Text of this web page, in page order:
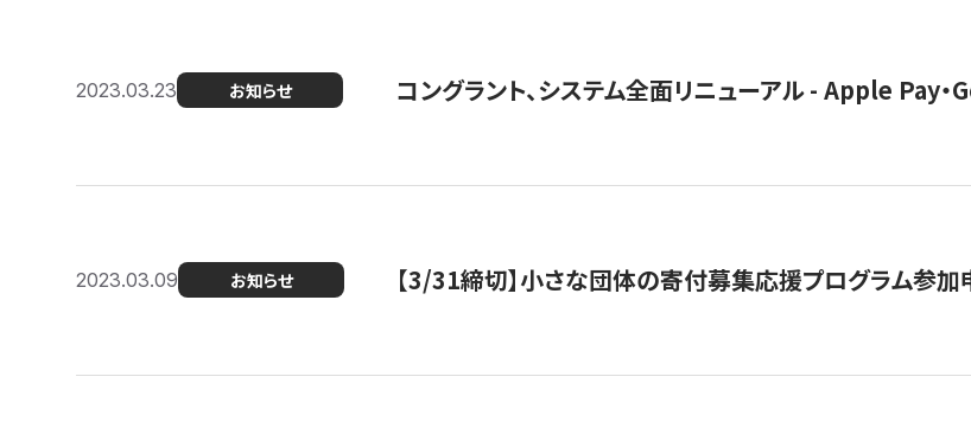
2023.03.23 お知らせ コングラント、システム全面リニューアル - Apple Pay
2023.03.09 お知らせ 【3/31締切】小さな団体の寄付募集応援プログラム参加